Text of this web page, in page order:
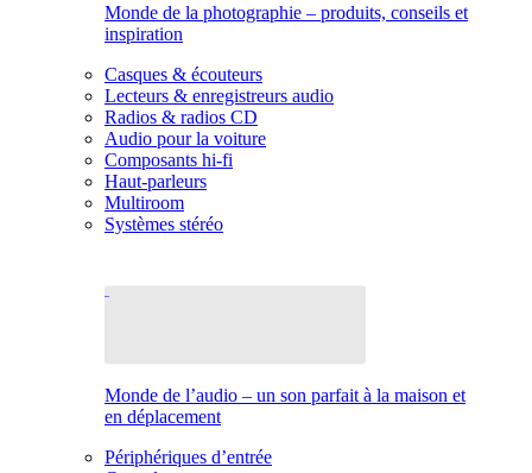
Monde de la photographie – produits, conseils et
inspiration
Casques & écouteurs
Lecteurs & enregistreurs audio
Radios & radios CD
Audio pour la voiture
Composants hi-fi
Haut-parleurs
Multiroom
Systèmes stéréo
Monde de l’audio – un son parfait à la maison et
en déplacement
Périphériques d’entrée